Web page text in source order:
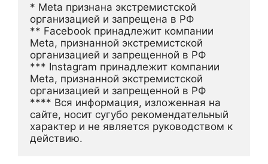
* Meta признана экстремистской
организацией и запрещена в РФ
** Facebook принадлежит компании
Meta, признанной экстремистской
организацией и запрещенной в РФ
*** Instagram принадлежит компании
Meta, признанной экстремистской
организацией и запрещенной в РФ
**** Вся информация, изложенная на
сайте, носит сугубо рекомендательный
характер и не является руководством к
действию.